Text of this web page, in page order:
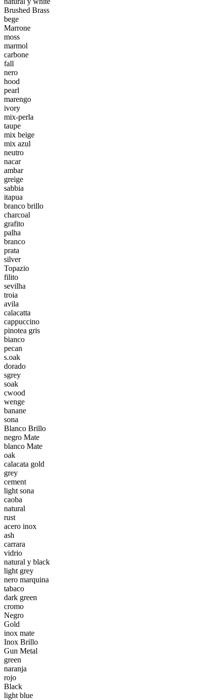
Brushed Brass
bege
Marrone
moss
marmol
carbone
fall
nero
hood
pearl
marengo
ivory
mix-perla
taupe
mix beige
mix azul
neutro
nacar
ambar
greige
sabbia
itapua
branco brillo
charcoal
grafito
palha
branco
prata
silver
Topazio
filito
sevilha
troia
avila
calacatta
cappuccino
pinotea gris
bianco
pecan
s.oak
dorado
sgrey
soak
cwood
wenge
banane
sona
Blanco Brillo
negro Mate
blanco Mate
oak
calacata gold
grey
cement
light sona
caoba
natural
rust
acero inox
ash
carrara
vidrio
natural y black
light grey
nero marquina
tabaco
dark green
cromo
Negro
Gold
inox mate
Inox Brillo
Gun Metal
green
naranja
rojo
Black
light blue